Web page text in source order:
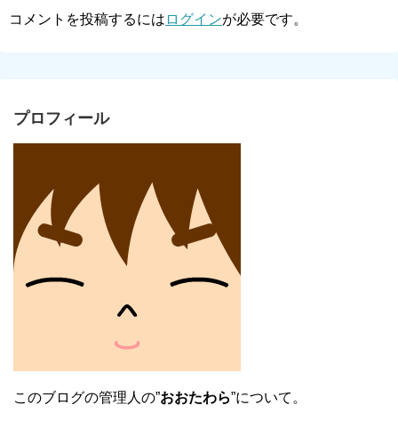
コメントを投稿するには ログインが必要です。
プロフィール
このブログの管理人の”おおたわら”について。